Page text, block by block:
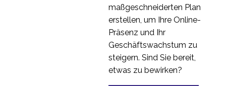
maßgeschneiderten Plan
erstellen, um Ihre Online-
Präsenz und Ihr
Geschäftswachstum zu
steigern. Sind Sie bereit,
etwas zu bewirken?